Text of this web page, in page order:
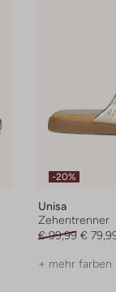
-20%
Unisa
Zehentrenner
€ 99,99 €
+ mehr farben